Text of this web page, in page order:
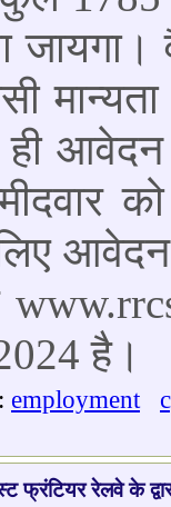
ही
आवेदन
है।
employment
फ्रंटियर रेलवे के